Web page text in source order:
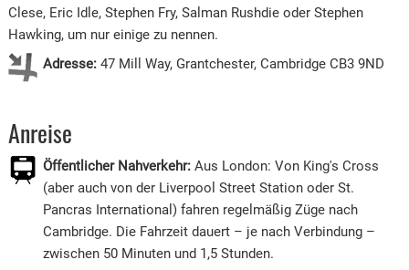
Clese, Eric Idle, Stephen Fry, Salman Rushdie oder Stephen
Hawking, um nur einige zu nennen.
Adresse:47 Mill Way, Grantchester, Cambridge CB3 9ND
Anreise
Öffentlicher Nahverkehr:Aus London: Von King's Cross
(aber auch von der Liverpool Street Station oder St.
Pancras International) fahren regelmäßig Züge nach
Cambridge. Die Fahrzeit dauert – je nach Verbindung –
zwischen 50 Minuten und 1,5 Stunden.